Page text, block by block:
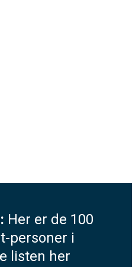
Her er de 100
personer i
listen her